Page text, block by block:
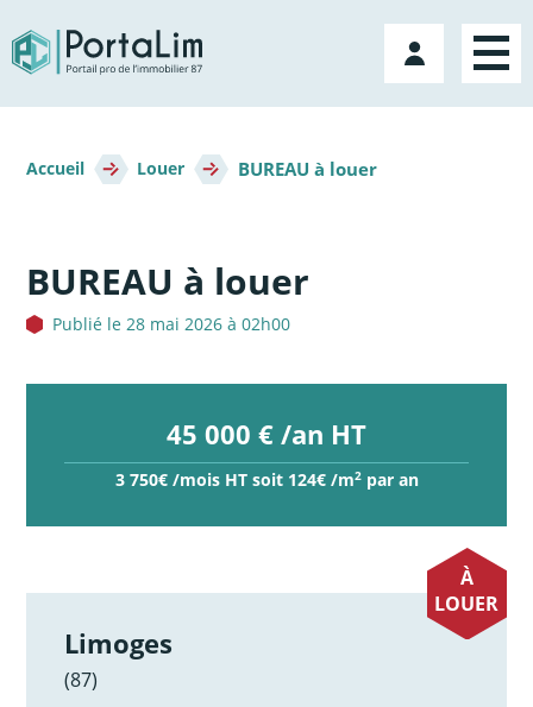
directement
au
contenu
Mon
compte
d'Ariane
Accueil Louer BUREAU à louer
BUREAU à louer
Publié le 28 mai 2026 à 02h00
45 000 € /an HT
3 750€ /mois HT soit 124€ /m2par an
À
LOUER
Limoges
(87)